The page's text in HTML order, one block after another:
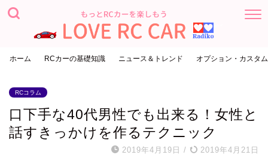
ホーム RCカーの基礎知識 ニュース＆トレンド オプション・カスタム
RCコラム
口下手な40代男性でも出来る！女性と
話すきっかけを作るテクニック
2019年4月19日 / 2019年4月21日